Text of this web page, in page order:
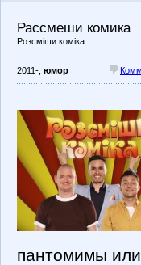
Рассмеши комика
Розсміши коміка
2011-, юмор
пантомимы